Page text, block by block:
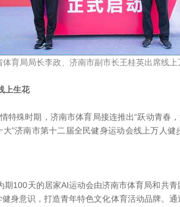
体育局局长李政、济南市副市长王桂英出席线
上生花
时期，济南市体育局接连推出“跃动青春，
大”济南市第十二届全民健身运动会线上万人
天的居家AI运动会由济南市体育局和共青
健身意识，打造青年特色文化体育活动品牌。